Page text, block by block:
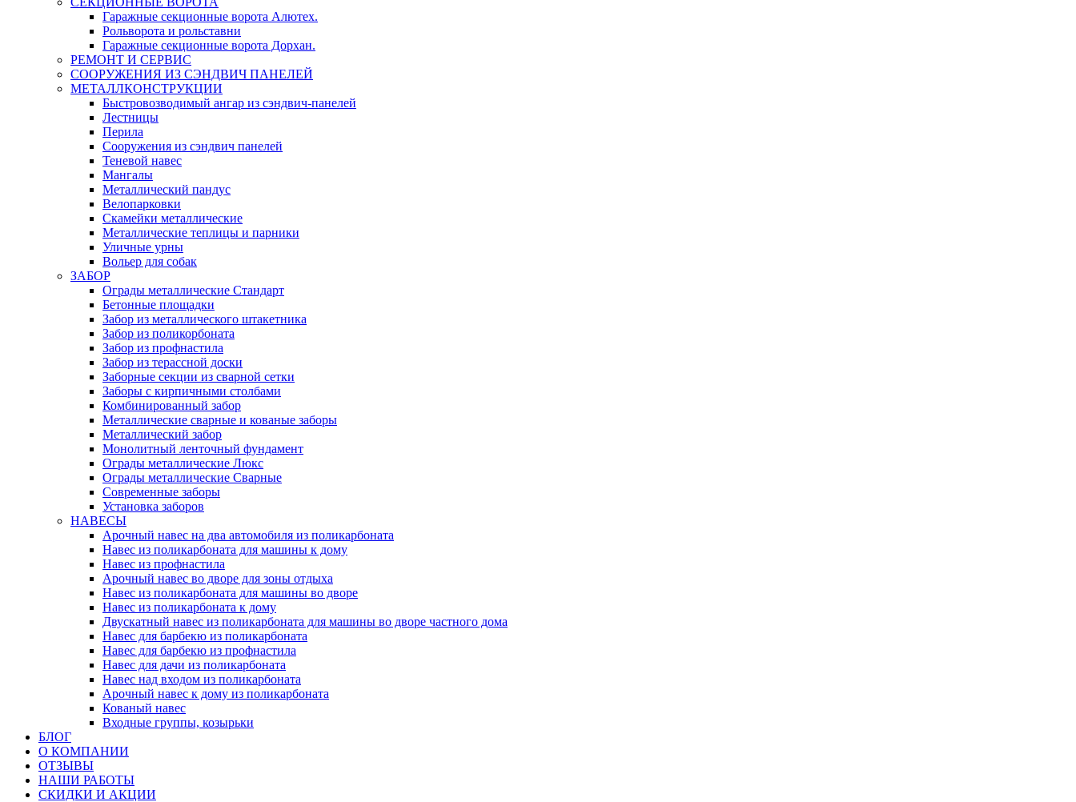
Гаражные секционные ворота Алютех.
Рольворота и рольставни
Гаражные секционные ворота Дорхан.
РЕМОНТ И СЕРВИС
СООРУЖЕНИЯ ИЗ СЭНДВИЧ ПАНЕЛЕЙ
МЕТАЛЛКОНСТРУКЦИИ
Быстровозводимый ангар из сэндвич-панелей
Лестницы
Перила
Сооружения из сэндвич панелей
Теневой навес
Мангалы
Металлический пандус
Велопарковки
Скамейки металлические
Металлические теплицы и парники
Уличные урны
Вольер для собак
ЗАБОР
Ограды металлические Стандарт
Бетонные площадки
Забор из металлического штакетника
Забор из поликорбоната
Забор из профнастила
Забор из терассной доски
Заборные секции из сварной сетки
Заборы с кирпичными столбами
Комбинированный забор
Металлические сварные и кованые заборы
Металлический забор
Монолитный ленточный фундамент
Ограды металлические Люкс
Ограды металлические Сварные
Современные заборы
Установка заборов
НАВЕСЫ
Арочный навес на два автомобиля из поликарбоната
Навес из поликарбоната для машины к дому
Навес из профнастила
Арочный навес во дворе для зоны отдыха
Навес из поликарбоната для машины во дворе
Навес из поликарбоната к дому
Двускатный навес из поликарбоната для машины во дворе частного дома
Навес для барбекю из поликарбоната
Навес для барбекю из профнастила
Навес для дачи из поликарбоната
Навес над входом из поликарбоната
Арочный навес к дому из поликарбоната
Кованый навес
Входные группы, козырьки
БЛОГ
О КОМПАНИИ
ОТЗЫВЫ
НАШИ РАБОТЫ
СКИДКИ И АКЦИИ